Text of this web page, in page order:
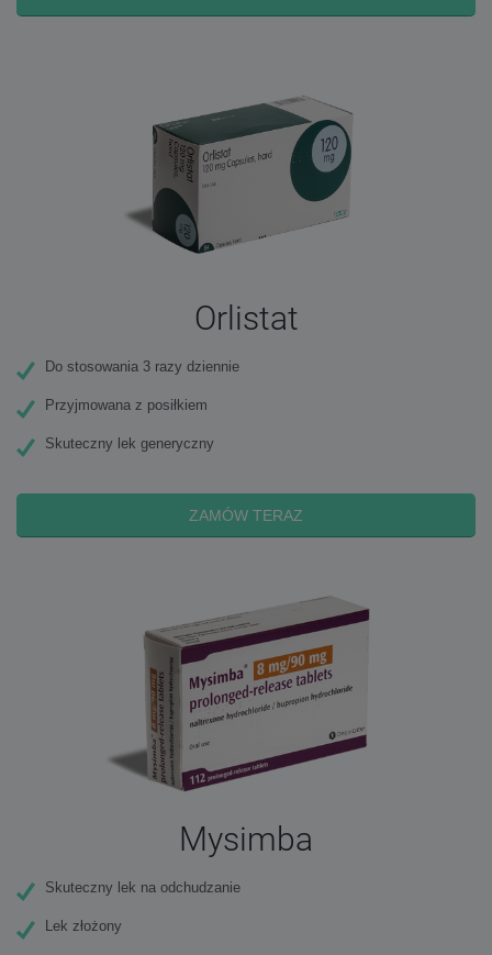
Orlistat
Do stosowania 3 razy dziennie
Przyjmowana z posiłkiem
Skuteczny lek generyczny
ZAMÓW TERAZ
Mysimba
Skuteczny lek na odchudzanie
Lek złożony